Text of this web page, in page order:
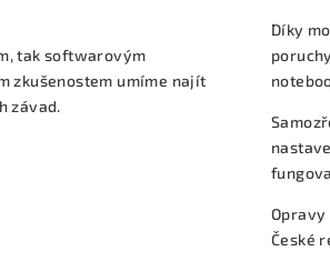
tak softwarovým
zkušenostem umíme najít
závad.
Díky
Opravy
České